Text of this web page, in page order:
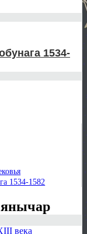
1534-
1534-1582